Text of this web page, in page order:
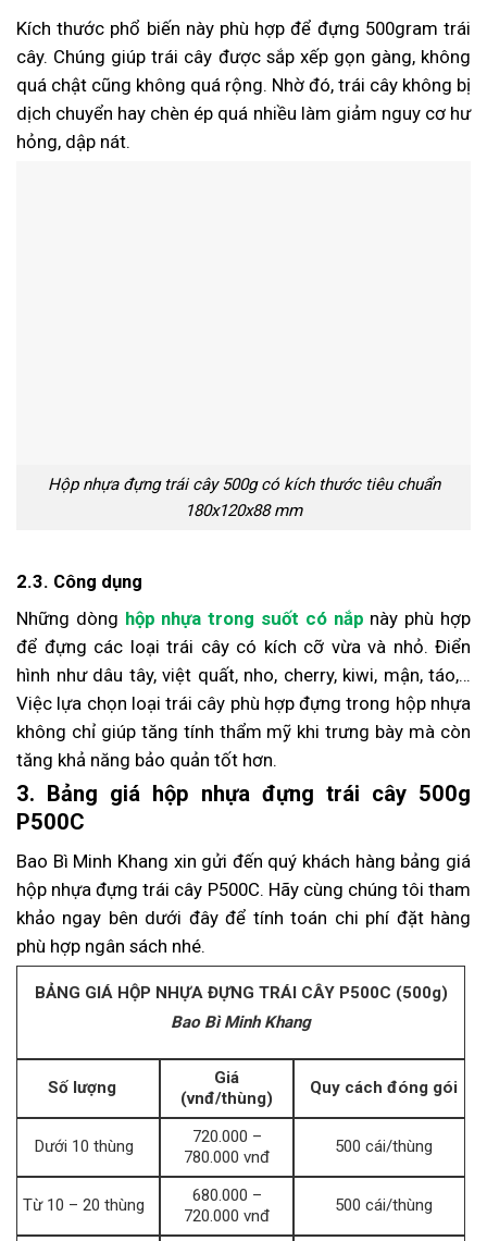
Kích thước phổ biến này phù hợp để đựng 500gram trái
cây. Chúng giúp trái cây được sắp xếp gọn gàng, không
quá chật cũng không quá rộng. Nhờ đó, trái cây không bị
dịch chuyển hay chèn ép quá nhiều làm giảm nguy cơ hư
hỏng, dập nát.
Hộp nhựa đựng trái cây 500g có kích thước tiêu chuẩn
180x120x88 mm
2.3. Công dụng
Những dòng hộp nhựa trong suốt có nắp này phù hợp
để đựng các loại trái cây có kích cỡ vừa và nhỏ. Điển
hình như dâu tây, việt quất, nho, cherry, kiwi, mận, táo,…
Việc lựa chọn loại trái cây phù hợp đựng trong hộp nhựa
không chỉ giúp tăng tính thẩm mỹ khi trưng bày mà còn
tăng khả năng bảo quản tốt hơn.
3. Bảng giá hộp nhựa đựng trái cây 500g
P500C
Bao Bì Minh Khang xin gửi đến quý khách hàng bảng giá
hộp nhựa đựng trái cây P500C. Hãy cùng chúng tôi tham
khảo ngay bên dưới đây để tính toán chi phí đặt hàng
phù hợp ngân sách nhé.
BẢNG GIÁ HỘP NHỰA ĐỰNG TRÁI CÂY P500C (500g)
Bao Bì Minh Khang
Số lượng
Giá
(vnđ/thùng)
Quy cách đóng gói
Dưới 10 thùng
720.000 –
780.000 vnđ
500 cái/thùng
Từ 10 – 20 thùng
680.000 –
720.000 vnđ
500 cái/thùng